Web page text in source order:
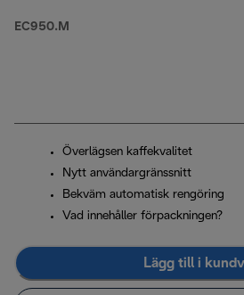
EC950.M
Överlägsen kaffekvalitet
Nytt användargränssnitt
Bekväm automatisk rengöring
Vad innehåller förpackningen?
Lägg till i